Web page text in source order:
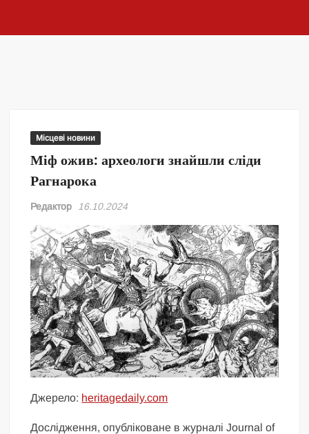
Місцеві новини
Міф ожив: археологи знайшли сліди
Рагнарока
Редактор 16.10.2024
Джерело: heritagedaily.com
Дослідження, опубліковане в журналі Journal of